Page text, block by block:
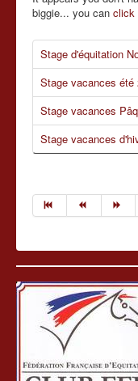
biggie... you can click
Stage d'équitation
Stage vacances été
Stage vacances
Stage vacances